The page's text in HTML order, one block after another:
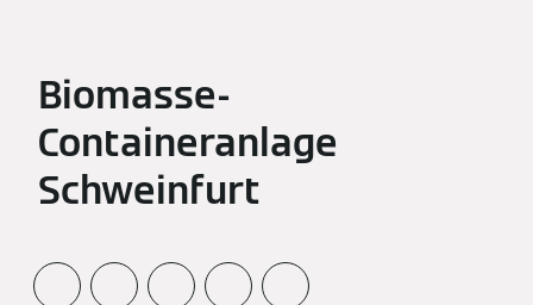
Biomasse-
Containeranlage
Schweinfurt